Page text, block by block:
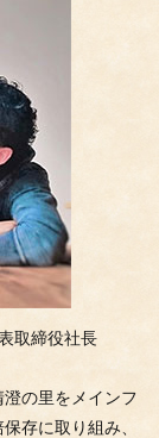
取締役社長
の里をメインフ
存に取り組み、